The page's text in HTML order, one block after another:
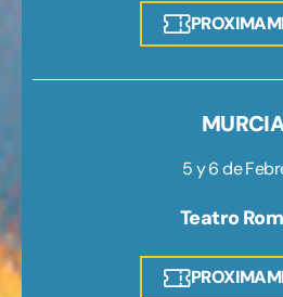
5 y 6 de
Teatro